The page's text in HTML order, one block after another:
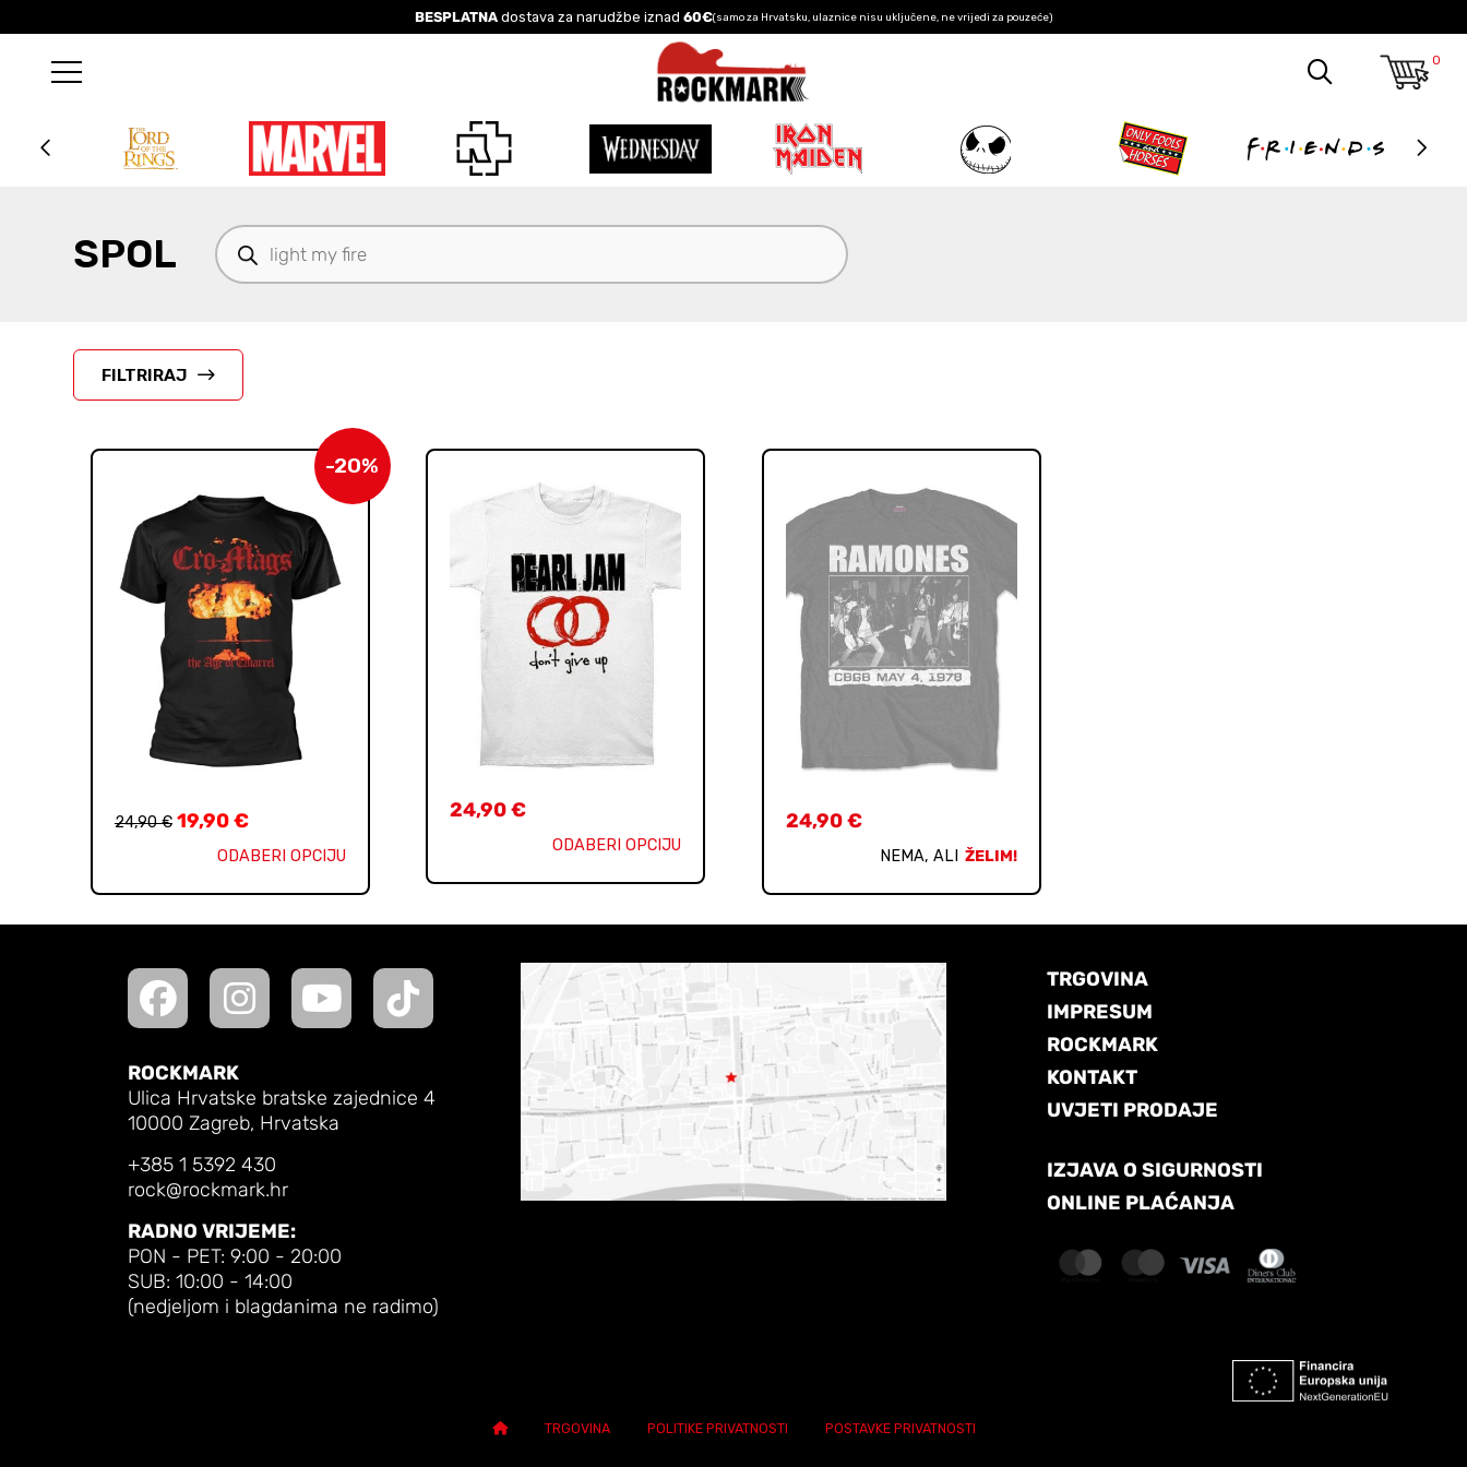
BESPLATNAdostava za narudžbe iznad 60€(samo za Hrvatsku, ulaznice nisu uključene, ne vrijedi za pouzeće)
0
SPOL
Products
search
FILTRIRAJ
-20%
24,90€ 19,90€
ODABERI OPCIJU
24,90€
ODABERI OPCIJU
24,90€
NEMA, ALI ŽELIM!
ROCKMARK
Ulica Hrvatske bratske zajednice 4
10000 Zagreb, Hrvatska
+385 1 5392 430
rock@rockmark.hr
RADNO VRIJEME:
PON - PET: 9:00 - 20:00
SUB: 10:00 - 14:00
(nedjeljom i blagdanima ne radimo)
TRGOVINA
IMPRESUM
ROCKMARK
KONTAKT
UVJETI PRODAJE
IZJAVA O SIGURNOSTI
ONLINE PLAĆANJA
TRGOVINA POLITIKE PRIVATNOSTI POSTAVKE PRIVATNOSTI